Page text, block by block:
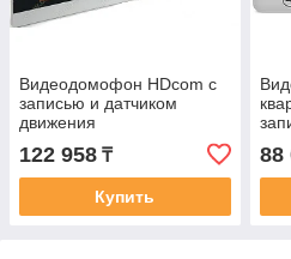
Видеодомофон HDcom с
записью и датчиком
движения
122 958 ₸
Купить
88